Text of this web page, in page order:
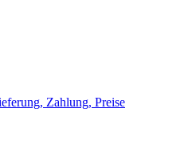
Zahlung, Preise